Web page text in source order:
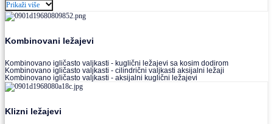
Prikaži više
Kombinovani ležajevi
Kombinovano igličasto valjkasti - kuglični ležajevi sa kosim dodirom
Kombinovano igličasto valjkasti - cilindrični valjkasti aksijalni ležaji
Kombinovano igličasto valjkasti - aksijalni kuglični ležajevi
Klizni ležajevi